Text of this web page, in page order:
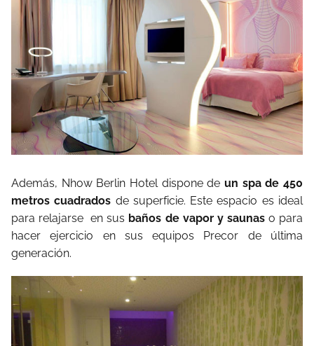
Además, Nhow Berlin Hotel dispone de un spa de 450
metros cuadrados de superficie. Este espacio es ideal
para relajarse en sus baños de vapor y saunaso para
hacer ejercicio en sus equipos Precor de última
generación.